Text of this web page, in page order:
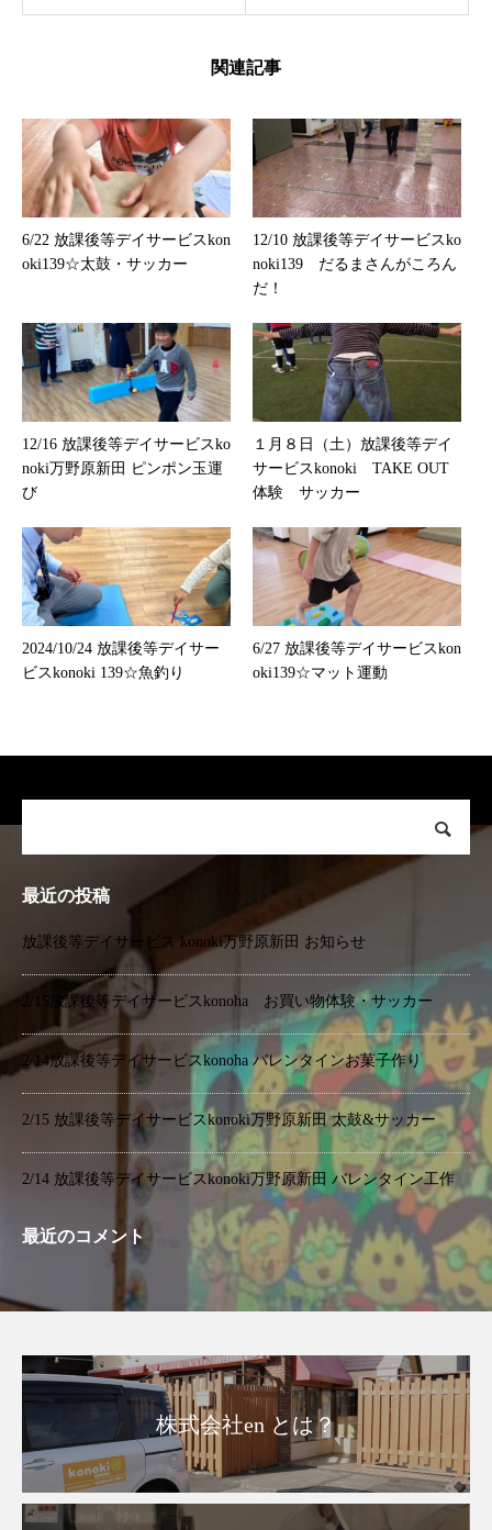
関連記事
6/22 放課後等デイサービスkon
oki139☆太鼓・サッカー
12/10 放課後等デイサービスko
noki139 だるまさんがころん
だ！
12/16 放課後等デイサービスko
noki万野原新田 ピンポン玉運
び
１月８日（土）放課後等デイ
サービスkonoki TAKE OUT
体験 サッカー
2024/10/24 放課後等デイサー
ビスkonoki 139☆魚釣り
6/27 放課後等デイサービスkon
oki139☆マット運動
最近の投稿
放課後等デイサービス konoki万野原新田 お知らせ
2/15放課後等デイサービスkonoha お買い物体験・サッカー
2/14放課後等デイサービスkonoha バレンタインお菓子作り
2/15 放課後等デイサービスkonoki万野原新田 太鼓&サッカー
2/14 放課後等デイサービスkonoki万野原新田 バレンタイン工作
最近のコメント
株式会社en とは？